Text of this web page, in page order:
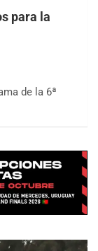
para la
de la 6ª